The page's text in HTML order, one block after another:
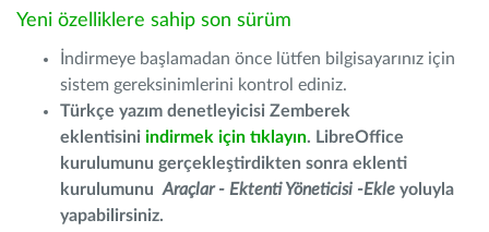
Yeni özelliklere sahip son sürüm
İndirmeye başlamadan önce lütfen bilgisayarınız için
sistem gereksinimlerini kontrol ediniz.
Türkçe yazım denetleyicisi Zemberek
eklentisini indirmek için tıklayın. LibreOffice
kurulumunu gerçekleştirdikten sonra eklenti
kurulumunu Araçlar - Ektenti Yöneticisi -Ekle yoluyla
yapabilirsiniz.